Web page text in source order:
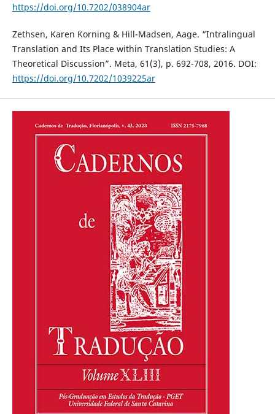
https://doi.org/10.7202/038904ar
Zethsen, Karen Korning & Hill-Madsen, Aage. “Intralingual
Translation and Its Place within Translation Studies: A
Theoretical Discussion”. Meta, 61(3), p. 692-708, 2016. DOI:
https://doi.org/10.7202/1039225ar